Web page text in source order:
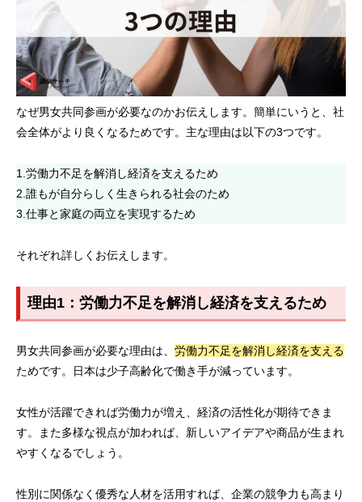
なぜ男女共同参画が必要なのかお伝えします。簡単にいうと、社
会全体がより良くなるためです。主な理由は以下の3つです。
1.労働力不足を解消し経済を支えるため
2.誰もが自分らしく生きられる社会のため
3.仕事と家庭の両立を実現するため
それぞれ詳しくお伝えします。
理由1：労働力不足を解消し経済を支えるため
男女共同参画が必要な理由は、 労働力不足を解消し経済を支える
ためです。日本は少子高齢化で働き手が減っています。
女性が活躍できれば労働力が増え、経済の活性化が期待できま
す。また多様な視点が加われば、新しいアイデアや商品が生まれ
やすくなるでしょう。
性別に関係なく優秀な人材を活用すれば、企業の競争力も高まり